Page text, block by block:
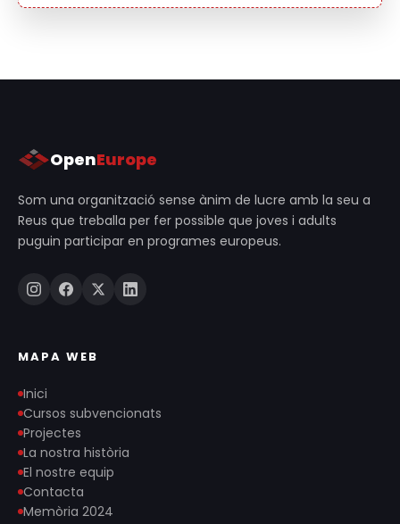
OpenEurope
Som una organització sense ànim de lucre amb la seu a
Reus que treballa per fer possible que joves i adults
puguin participar en programes europeus.
MAPA WEB
Inici
Cursos subvencionats
Projectes
La nostra història
El nostre equip
Contacta
Memòria 2024